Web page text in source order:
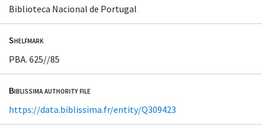
Biblioteca Nacional de Portugal
Shelfmark
PBA. 625//85
Biblissima authority file
https://data.biblissima.fr/entity/Q309423